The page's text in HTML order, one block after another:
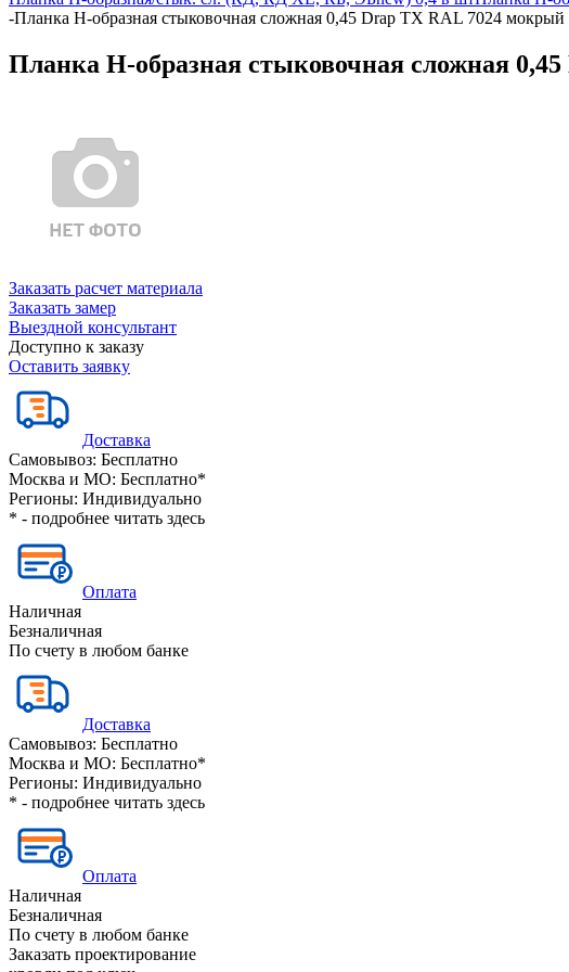
-Планка Н-образная стыковочная сложная 0,45 Drap TX RAL 7024 мокрый
Планка Н-образная стыковочная сложная
Заказать расчет материала
Заказать замер
Выездной консультант
Доступно к заказу
Оставить заявку
Доставка
Самовывоз: Бесплатно
Москва и МО: Бесплатно*
Регионы: Индивидуально
* - подробнее читать здесь
Оплата
Наличная
Безналичная
По счету в любом банке
Доставка
Самовывоз: Бесплатно
Москва и МО: Бесплатно*
Регионы: Индивидуально
* - подробнее читать здесь
Оплата
Наличная
Безналичная
По счету в любом банке
Заказать проектирование